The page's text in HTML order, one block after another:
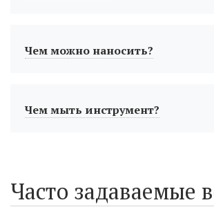
Чем можно наносить?
Чем мыть инструмент?
Часто задаваемые